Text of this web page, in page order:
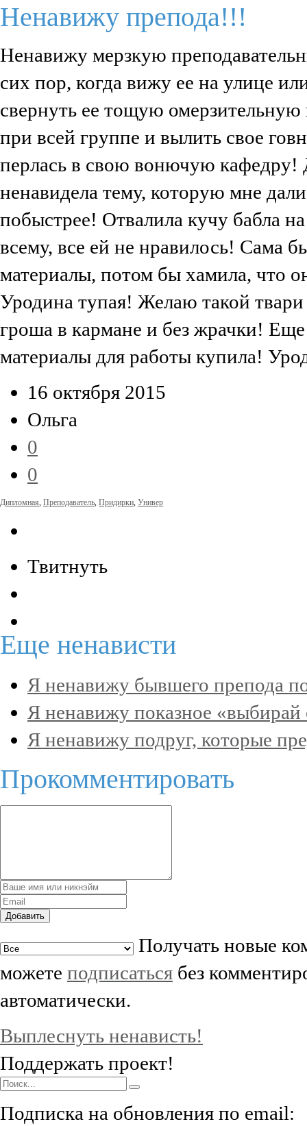
Ненавижу препода!!!
Ненавижу мерзкую
сих пор, когда вижу ее на улице
свернуть ее тощую
при всей группе и вылить свое
перлась в свою вонючую
ненавидела тему, которую мне
побыстрее! Отвалила кучу бабла
всему, все ей не нравилось! Сама
материалы, потом бы хамила, что
Уродина тупая! Желаю такой твари
гроша в кармане и без жрачки!
материалы для работы купила!
16 октября 2015
Ольга
0
0
Дипломная, Преподаватель, Придирки, Универ
Твитнуть
Еще ненависти
Я ненавижу бывшего препода
Я ненавижу показное
Я ненавижу подруг, которые
Прокомментировать
Добавить
Получать новые
можете подписаться без
автоматически.
Выплеснуть ненависть!
Поддержать проект!
Подписка на обновления по email: